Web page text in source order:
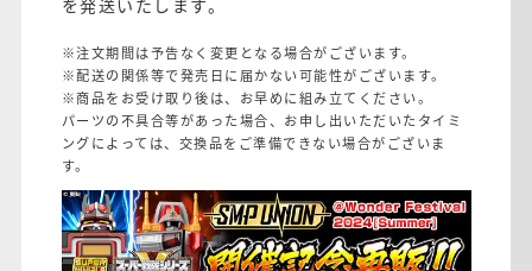
※注文期間は予告なく変更となる場合がございます。
※配送の関係等で発売日に届かない可能性がございます。
※商品をお受け取り後は、お早めに組み立てください。
パーツの不具合等があった場合、お申し出いただいたタイミ
ングによっては、交換品をご準備できない場合がございま
す。